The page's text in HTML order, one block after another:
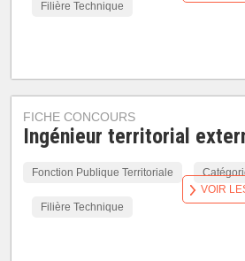
Filière Technique
FICHE CONCOURS
Ingénieur territorial
Fonction Publique Territoriale
Filière Technique
VOIR